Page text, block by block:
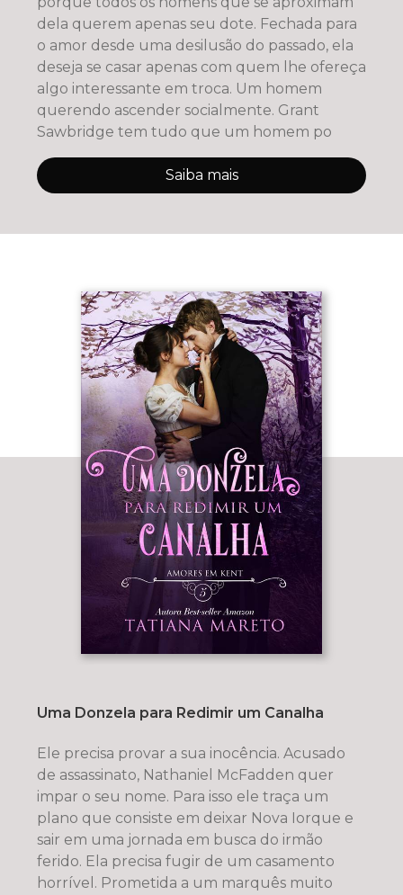
dela querem apenas seu dote. Fechada para
o amor desde uma desilusão do passado, ela
deseja se casar apenas com quem lhe ofereça
algo interessante em troca. Um homem
querendo ascender socialmente. Grant
Sawbridge tem tudo que um homem po
Saiba mais
Uma Donzela para Redimir um Canalha
Ele precisa provar a sua inocência. Acusado
de assassinato, Nathaniel McFadden quer
impar o seu nome. Para isso ele traça um
plano que consiste em deixar Nova Iorque e
sair em uma jornada em busca do irmão
ferido. Ela precisa fugir de um casamento
horrível. Prometida a um marquês muito